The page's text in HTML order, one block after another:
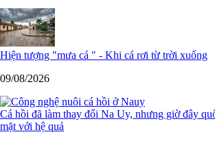
Hiện tượng "mưa cá " - Khi cá rơi từ trời xuống
09/08/2026
Cá hồi đã làm thay đổi Na Uy, nhưng giờ đây
mặt với hệ quả